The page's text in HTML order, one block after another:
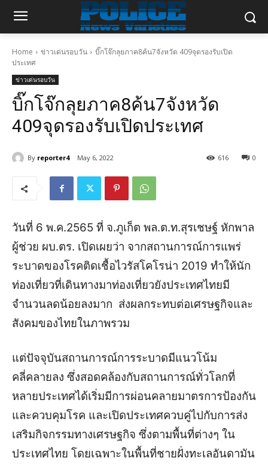
Home ข่าวเด่นรอบวัน
บิ๊กโจ๊กลุยภาค8ค้น7จังหวัด 409จุดรองรับเปิด
ประเทศ
ข่าวเด่นรอบวัน
บิ๊กโจ๊กลุยภาค8ค้น7จังหวัด
409จุดรองรับเปิดประเทศ
By reporter4 May 6, 2022 0
616
วันที่ 6 พ.ค.2565 ที่ จ.ภูเก็ต พล.ต.ท.สุรเชษฐ์ หักพาล
ผู้ช่วย ผบ.ตร. เปิดเผยว่า จากสถานการณ์การแพร่
ระบาดของโรคติดเชื้อไวรัสโคโรน่า 2019 ทำให้นัก
ท่องเที่ยวที่เดินทางมาท่องเที่ยวยังประเทศไทยมี
จำนวนลดน้อยลงมาก ส่งผลกระทบต่อเศรษฐกิจและ
สังคมของไทยในภาพรวม
แต่ปัจจุบันสถานการณ์การระบาดมีแนวโน้ม
คลี่คลายลง ซึ่งสอดคล้องกับสถานการณ์ทั่วโลกที่
หลายประเทศได้เริ่มมีการผ่อนคลายมาตรการป้องกัน
และควบคุมโรค และเปิดประเทศควบคู่ไปกับการส่ง
เสริมกิจกรรมทางเศรษฐกิจ ซึ่งตามพื้นที่ต่างๆ ใน
ประเทศไทย โดยเฉพาะในพื้นที่ชายฝั่งทะเลอันดามัน